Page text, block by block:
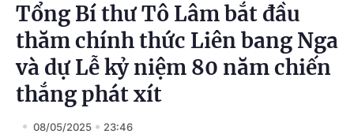
Tổng Bí thư Tô Lâm bắt đầu
thăm chính thức Liên bang Nga
và dự Lễ kỷ niệm 80 năm chiến
thắng phát xít
08/05/2025 23:46